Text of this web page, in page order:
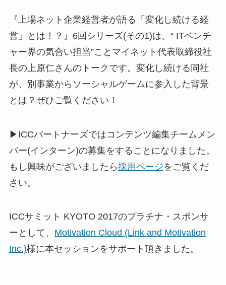
『上場ネット企業経営者が語る「変化し続ける経
営」とは！？』6回シリーズ(その1)は、“ ITベンチ
ャー界の気合い担当”ことマイネット代表取締役社
長の上原仁さんのトークです。変化し続ける同社
が、別事業からソーシャルゲームに参入した背景
とは？ぜひご覧ください！
▶ICCパートナーズではコンテンツ編集チームメン
バー(インターン)の募集をすることになりました。
もし興味がございましたら採用ページをご覧くだ
さい。
ICCサミット KYOTO 2017のプラチナ・スポンサ
ーとして、 Motivation Cloud (Link and Motivation
Inc.)様に本セッションをサポート頂きました。